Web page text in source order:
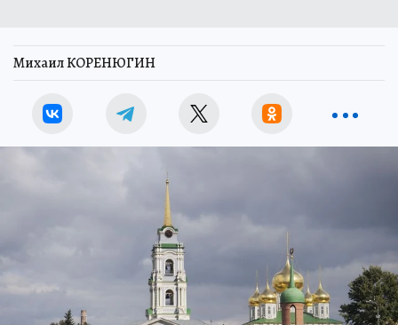
Михаил КОРЕНЮГИН